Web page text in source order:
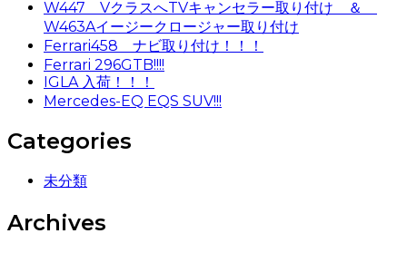
W447 VクラスへTVキャンセラー取り付け ＆
W463Aイージークロージャー取り付け
Ferrari458 ナビ取り付け！！！
Ferrari 296GTB!!!!
IGLA 入荷！！！
Mercedes-EQ EQS SUV!!!
Categories
未分類
Archives